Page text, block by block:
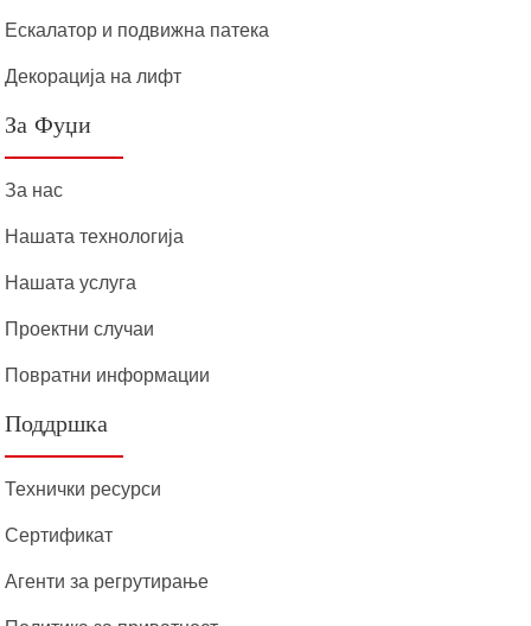
Ескалатор и подвижна патека
Декорација на лифт
За Фуџи
За нас
Нашата технологија
Нашата услуга
Проектни случаи
Повратни информации
Поддршка
Технички ресурси
Сертификат
Агенти за регрутирање